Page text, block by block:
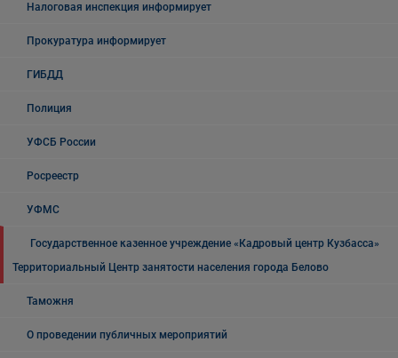
Налоговая инспекция информирует
Прокуратура информирует
ГИБДД
Полиция
УФСБ России
Росреестр
УФМС
Государственное казенное учреждение «Кадровый центр Кузбасса»
Территориальный Центр занятости населения города Белово
Таможня
О проведении публичных мероприятий